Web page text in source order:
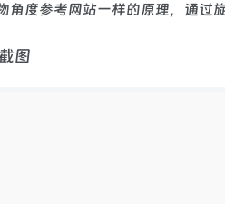
角度参考网站一样的原理，通过
图